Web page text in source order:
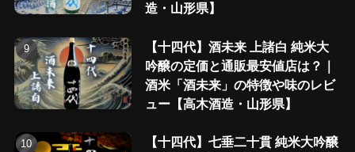
造・山形県】
【十四代】酒未来 上諸白 純米大
吟醸の定価と通販最安値店は？｜
酒米「酒未来」の特徴や味のレビ
ュー【高木酒造・山形県】
【十四代】七垂二十貫 純米大吟醸